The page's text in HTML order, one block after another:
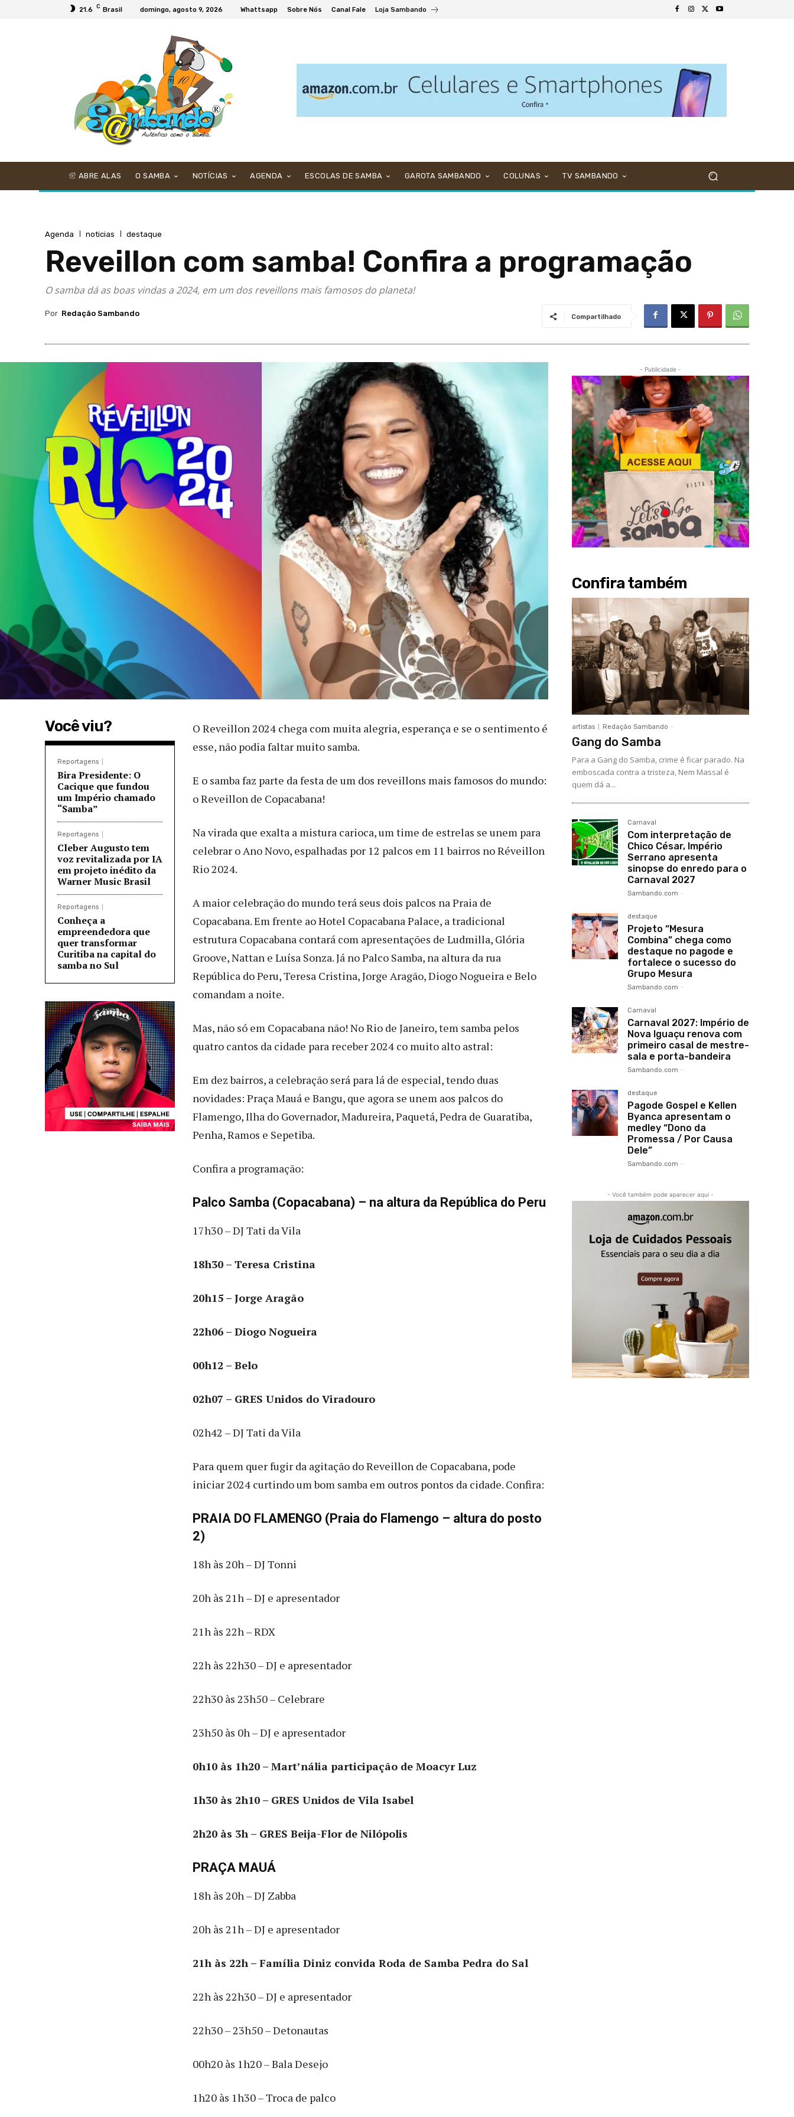
21.6 C Brasil domingo, agosto 9, 2026 Whattsapp Sobre Nós Canal Fale Loja Sambando
ABRE ALAS O SAMBA NOTÍCIAS AGENDA ESCOLAS DE SAMBA GAROTA SAMBANDO COLUNAS TV SAMBANDO
Agenda noticias destaque
Reveillon com samba! Confira a programação
O samba dá as boas vindas a 2024, em um dos reveillons mais famosos do planeta!
Por Redação Sambando Compartilhado
Você viu?
Reportagens
Bira Presidente: O
Cacique que fundou
um Império chamado
“Samba”
Reportagens
Cleber Augusto tem
voz revitalizada por IA
em projeto inédito da
Warner Music Brasil
Reportagens
Conheça a
empreendedora que
quer transformar
Curitiba na capital do
samba no Sul
O Reveillon 2024 chega com muita alegria, esperança e se o sentimento é
esse, não podia faltar muito samba.
E o samba faz parte da festa de um dos reveillons mais famosos do mundo:
o Reveillon de Copacabana!
Na virada que exalta a mistura carioca, um time de estrelas se unem para
celebrar o Ano Novo, espalhadas por 12 palcos em 11 bairros no Réveillon
Rio 2024.
A maior celebração do mundo terá seus dois palcos na Praia de
Copacabana. Em frente ao Hotel Copacabana Palace, a tradicional
estrutura Copacabana contará com apresentações de Ludmilla, Glória
Groove, Nattan e Luísa Sonza. Já no Palco Samba, na altura da rua
República do Peru, Teresa Cristina, Jorge Aragão, Diogo Nogueira e Belo
comandam a noite.
Mas, não só em Copacabana não! No Rio de Janeiro, tem samba pelos
quatro cantos da cidade para receber 2024 co muito alto astral:
Em dez bairros, a celebração será para lá de especial, tendo duas
novidades: Praça Mauá e Bangu, que agora se unem aos palcos do
Flamengo, Ilha do Governador, Madureira, Paquetá, Pedra de Guaratiba,
Penha, Ramos e Sepetiba.
Confira a programação:
Palco Samba (Copacabana) – na altura da República do Peru
17h30 – DJ Tati da Vila
18h30 – Teresa Cristina
20h15 – Jorge Aragão
22h06 – Diogo Nogueira
00h12 – Belo
02h07 – GRES Unidos do Viradouro
02h42 – DJ Tati da Vila
Para quem quer fugir da agitação do Reveillon de Copacabana, pode
iniciar 2024 curtindo um bom samba em outros pontos da cidade. Confira:
PRAIA DO FLAMENGO (Praia do Flamengo – altura do posto
2)
18h às 20h – DJ Tonni
20h às 21h – DJ e apresentador
21h às 22h – RDX
22h às 22h30 – DJ e apresentador
22h30 às 23h50 – Celebrare
23h50 às 0h – DJ e apresentador
0h10 às 1h20 – Mart’nália participação de Moacyr Luz
1h30 às 2h10 – GRES Unidos de Vila Isabel
2h20 às 3h – GRES Beija-Flor de Nilópolis
PRAÇA MAUÁ
18h às 20h – DJ Zabba
20h às 21h – DJ e apresentador
21h às 22h – Família Diniz convida Roda de Samba Pedra do Sal
22h às 22h30 – DJ e apresentador
22h30 – 23h50 – Detonautas
00h20 às 1h20 – Bala Desejo
1h20 às 1h30 – Troca de palco
- Publicidade -
Confira também
artistas Redação Sambando -
Gang do Samba
Para a Gang do Samba, crime é ficar parado. Na
emboscada contra a tristeza, Nem Massal é
quem dá a...
Carnaval
Com interpretação de
Chico César, Império
Serrano apresenta
sinopse do enredo para o
Carnaval 2027
Sambando.com -
destaque
Projeto “Mesura
Combina” chega como
destaque no pagode e
fortalece o sucesso do
Grupo Mesura
Sambando.com -
Carnaval
Carnaval 2027: Império de
Nova Iguaçu renova com
primeiro casal de mestre-
sala e porta-bandeira
Sambando.com -
destaque
Pagode Gospel e Kellen
Byanca apresentam o
medley “Dono da
Promessa / Por Causa
Dele”
Sambando.com -
- Você também pode aparecer aqui -